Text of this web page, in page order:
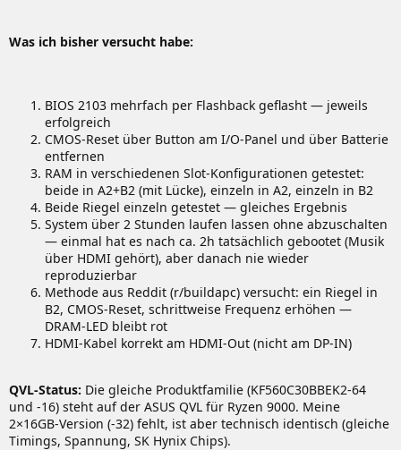
Was ich bisher versucht habe:
BIOS 2103 mehrfach per Flashback geflasht — jeweils
erfolgreich
CMOS-Reset über Button am I/O-Panel und über Batterie
entfernen
RAM in verschiedenen Slot-Konfigurationen getestet:
beide in A2+B2 (mit Lücke), einzeln in A2, einzeln in B2
Beide Riegel einzeln getestet — gleiches Ergebnis
System über 2 Stunden laufen lassen ohne abzuschalten
— einmal hat es nach ca. 2h tatsächlich gebootet (Musik
über HDMI gehört), aber danach nie wieder
reproduzierbar
Methode aus Reddit (r/buildapc) versucht: ein Riegel in
B2, CMOS-Reset, schrittweise Frequenz erhöhen —
DRAM-LED bleibt rot
HDMI-Kabel korrekt am HDMI-Out (nicht am DP-IN)
QVL-Status: Die gleiche Produktfamilie (KF560C30BBEK2-64
und -16) steht auf der ASUS QVL für Ryzen 9000. Meine
2×16GB-Version (-32) fehlt, ist aber technisch identisch (gleiche
Timings, Spannung, SK Hynix Chips).